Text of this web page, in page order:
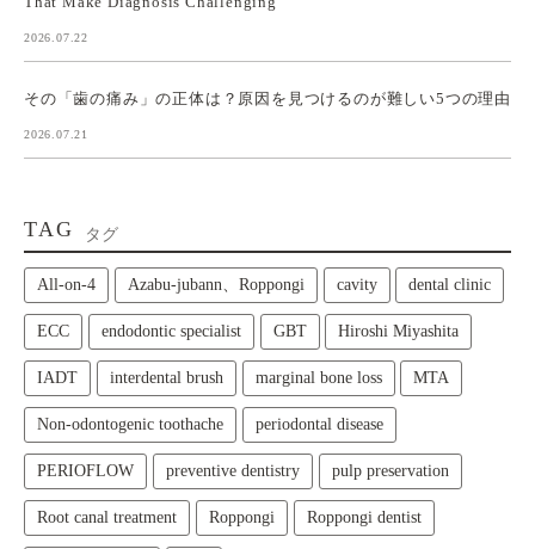
2026.07.22
その「歯の痛み」の正体は？原因を見つけるのが難しい5つの理由
2026.07.21
TAG タグ
All‑on‑4 Azabu-jubann、Roppongi cavity dental clinic
ECC endodontic specialist GBT Hiroshi Miyashita
IADT interdental brush marginal bone loss MTA
Non-odontogenic toothache periodontal disease
PERIOFLOW preventive dentistry pulp preservation
Root canal treatment Roppongi Roppongi dentist